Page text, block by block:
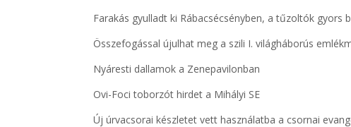
Farakás gyulladt ki Rábacsécsényben, a tűzoltók gyors
Összefogással újulhat meg a szili I. világháborús
Nyáresti dallamok a Zenepavilonban
Ovi-Foci toborzót hirdet a Mihályi SE
Új úrvacsorai készletet vett használatba a csornai